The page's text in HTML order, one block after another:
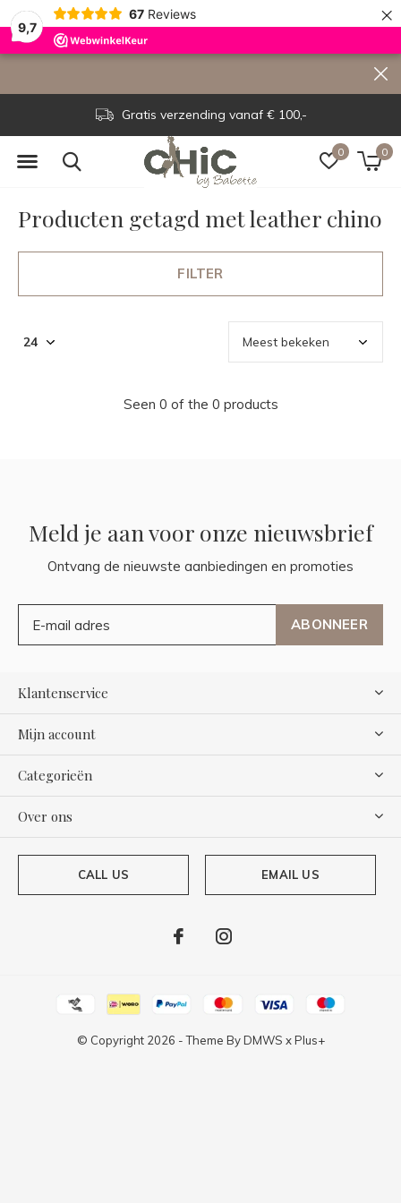
9,7
67 Reviews ×
0 0
Gratis verzending vanaf € 100,-
Producten getagd met leather chino
FILTER
Seen 0 of the 0 products
Meld je aan voor onze nieuwsbrief
Ontvang de nieuwste aanbiedingen en promoties
ABONNEER
Klantenservice
Mijn account
Categorieën
Over ons
CALL US EMAIL US
© Copyright 2026 - Theme ByDMWS xPlus+